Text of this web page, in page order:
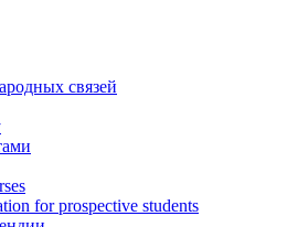
связей
for prospective students